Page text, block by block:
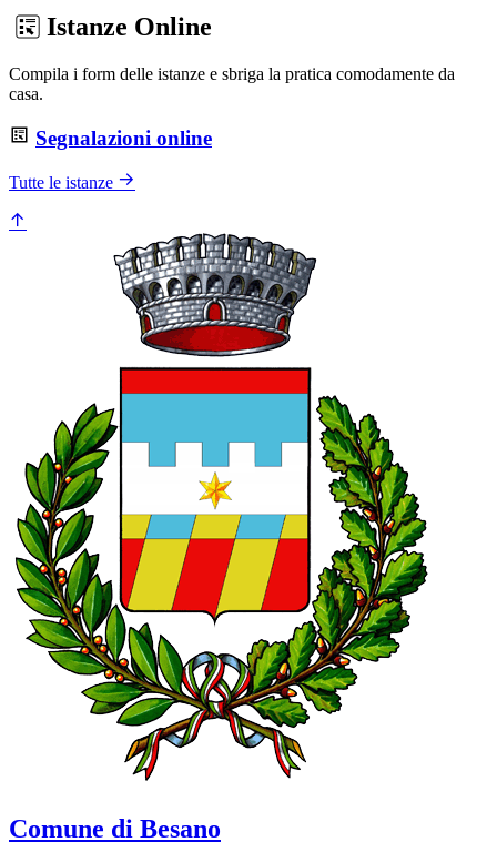
Istanze Online
Compila i form delle istanze e sbriga la pratica comodamente da
casa.
Segnalazioni online
Tutte le istanze
Comune di Besano